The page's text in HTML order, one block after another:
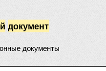
документ
документы